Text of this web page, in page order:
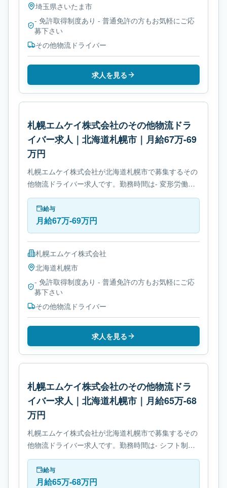
埼玉県さいたま市
- 免許取得制度あり - 普通免許の方もお気軽にご応
募下さい
その他物流ドライバー
求人を見る
札幌エムケイ株式会社のその他物流ドラ
イバー求人｜北海道札幌市｜月給67万-69
万円
札幌エムケイ株式会社が北海道札幌市で募集するその
他物流ドライバー求人です。勤務時間は- 変形労働時
間制です。必要免許は- 免許取得制度ありです。
給与
月給67万-69万円
札幌エムケイ株式会社
北海道札幌市
- 免許取得制度あり - 普通免許の方もお気軽にご応
募下さい
その他物流ドライバー
求人を見る
札幌エムケイ株式会社のその他物流ドラ
イバー求人｜北海道札幌市｜月給65万-68
万円
札幌エムケイ株式会社が北海道札幌市で募集するその
他物流ドライバー求人です。勤務時間は- シフト制で
す。必要免許は- 免許取得制度ありです。
給与
月給65万-68万円